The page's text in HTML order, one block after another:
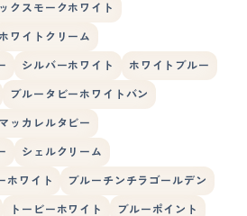
クスモークホワイト
ワイトクリーム
シルバーホワイト ホワイトブルー
ブルータビーホワイトバン
ッカレルタビー
シェルクリーム
ホワイト ブルーチンチラゴールデン
トービーホワイト ブルーポイント